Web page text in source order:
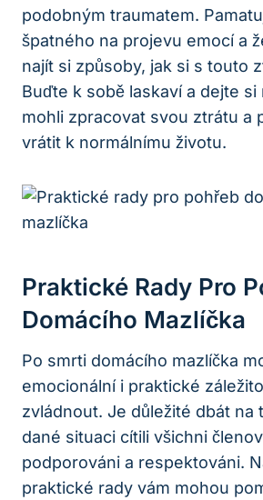
podobným traumatem.
špatného na projevu emocí a
najít si způsoby, jak si s touto
Buďte k sobě laskaví a dejte si
mohli zpracovat svou ztrátu a
vrátit k normálnímu životu.
Praktické Rady Pro
Domácího Mazlíčka
Po smrti domácího mazlíčka
emocionální i praktické
zvládnout. Je důležité dbát na
dané situaci cítili všichni
podporováni a respektováni.
praktické rady vám mohou